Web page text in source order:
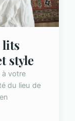
lits
style
à votre
du lieu de